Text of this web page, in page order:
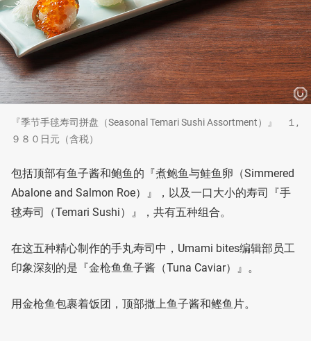
『季节手毬寿司拼盘（Seasonal Temari Sushi Assortment）』 １,
９８０日元（含税）
包括顶部有鱼子酱和鲍鱼的『煮鲍鱼与鲑鱼卵（Simmered
Abalone and Salmon Roe）』，以及一口大小的寿司『手
毬寿司（Temari Sushi）』，共有五种组合。
在这五种精心制作的手丸寿司中，Umami bites编辑部员工
印象深刻的是『金枪鱼鱼子酱（Tuna Caviar）』。
用金枪鱼包裹着饭团，顶部撒上鱼子酱和鲣鱼片。